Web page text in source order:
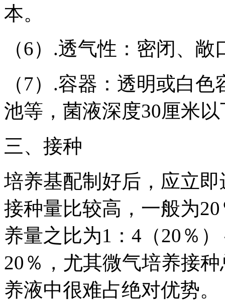
本。
（6）.透气性：密闭、
（7）.容器：透明或白
池等，菌液深度30厘米
三、接种
培养基配制好后，应立
接种量比较高，一般为
养量之比为1：4（20％
20％，尤其微气培养接
养液中很难占绝对优势。